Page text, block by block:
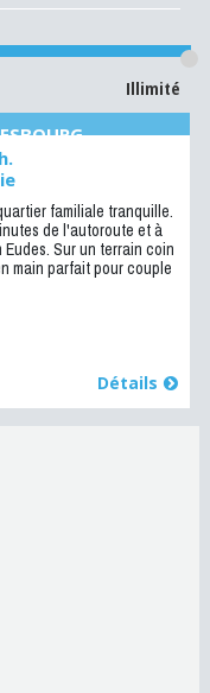
Illimité
familiale tranquille.
de l'autoroute et à
Sur un terrain coin
main parfait pour couple
Détails